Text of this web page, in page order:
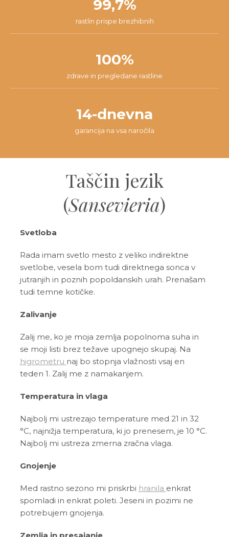
99,7%
rastlin prispe brezhibnih
100%
zdrave in pregledane rastline
14-dnevna
garancija na vsa naročila
Taščin jezik
(Sansevieria)
Svetloba
Rada imam svetlo mesto z veliko indirektne
svetlobe, vesela bom tudi direktnega sonca v
jutranjih in poznih popoldanskih urah. Prenašam
tudi temne kotičke.
Zalivanje
Zalij me, ko je moja zemlja popolnoma suha in
se moji listi brez težave upognejo skupaj. Na
higrometru naj bo stopnja vlažnosti vsaj en
teden 1. Zalij me z namakanjem.
Temperatura in vlaga
Najbolj mi ustrezajo temperature med 21 in 32
°C, najnižja temperatura, ki jo prenesem, je 10 °C.
Najbolj mi ustreza zmerna zračna vlaga.
Gnojenje
Med rastno sezono mi priskrbi hranila enkrat
spomladi in enkrat poleti. Jeseni in pozimi ne
potrebujem gnojenja.